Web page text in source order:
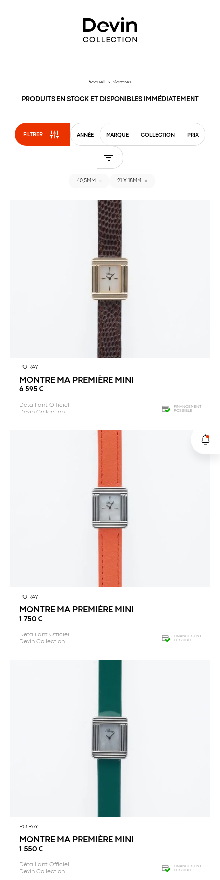
Accueil > Montres
PRODUITS EN STOCK ET DISPONIBLES IMMÉDIATEMENT
FILTRER ANNÉE MARQUE COLLECTION PRIX
40,5MM 21 X 18MM
POIRAY
MONTRE MA PREMIÈRE MINI
6 595 €
Détaillant Officiel
Devin Collection
FINANCEMENT
POSSIBLE
POIRAY
MONTRE MA PREMIÈRE MINI
1 750 €
Détaillant Officiel
Devin Collection
FINANCEMENT
POSSIBLE
POIRAY
MONTRE MA PREMIÈRE MINI
1 550 €
Détaillant Officiel
Devin Collection
FINANCEMENT
POSSIBLE